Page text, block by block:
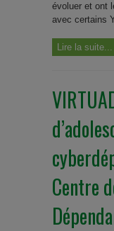
évoluer et ont
avec certains
Lire la suite...
Centre